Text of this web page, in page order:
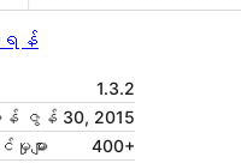
န်
1.3.2
န် ဇွန် 30, 2015
များ
400+